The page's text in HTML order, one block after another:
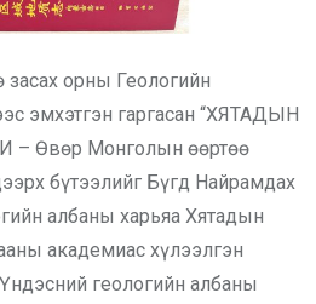
орны Геологийн
эмхэтгэн гаргасан “ХЯТАДЫН
Өвөр Монголын өөртөө
бүтээлийг Бүгд Найрамдах
албаны харьяа Хятадын
академиас хүлээлгэн
геологийн албаны